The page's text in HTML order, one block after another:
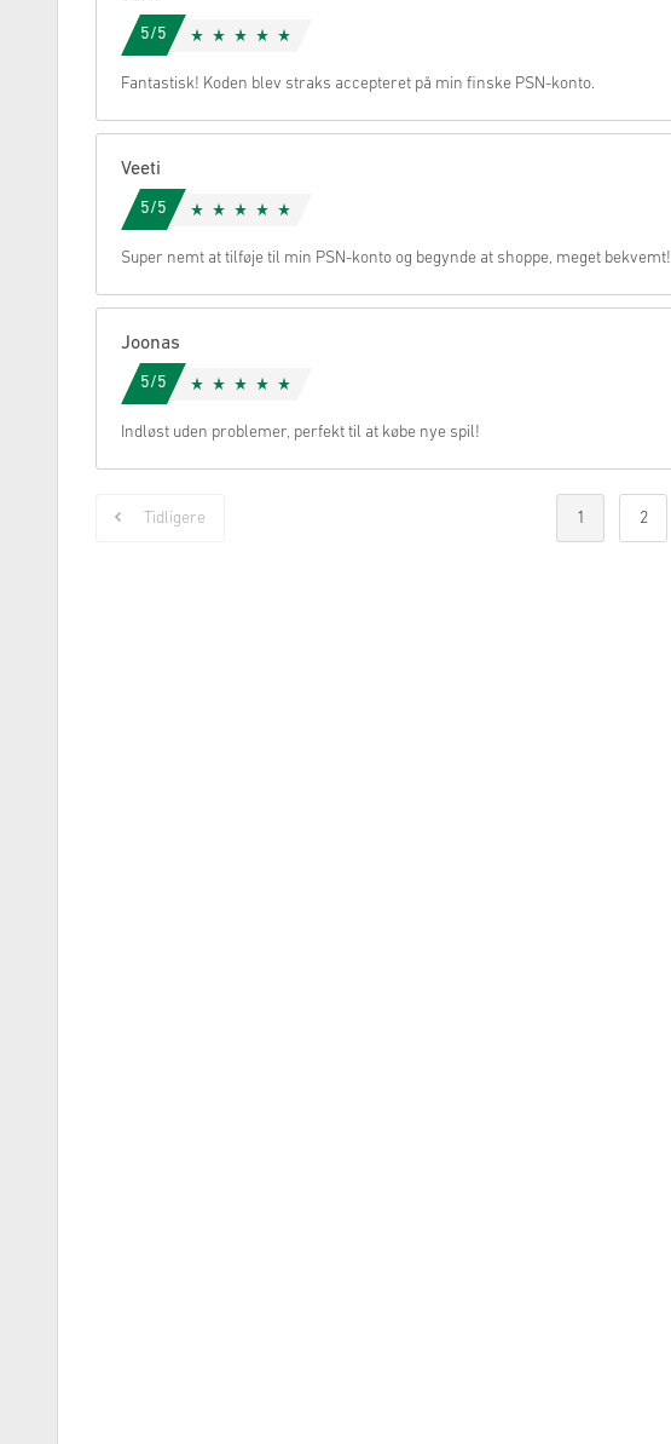
5/5
Fantastisk! Koden blev straks accepteret på min finske PSN-konto.
Veeti
5/5
Super nemt at tilføje til min PSN-konto og begynde at shoppe, meget bekvemt!
Joonas
5/5
Indløst uden problemer, perfekt til at købe nye spil!
Tidligere 1 2